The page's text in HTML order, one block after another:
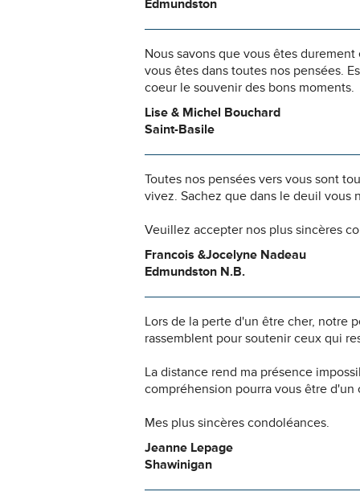
Edmundston
Nous savons que vous êtes
vous êtes dans toutes nos pensées.
coeur le souvenir des bons moments.
Lise & Michel Bouchard
Saint-Basile
Toutes nos pensées vers vous sont
vivez. Sachez que dans le deuil vous
Veuillez accepter nos plus sincères
Francois &Jocelyne Nadeau
Edmundston N.B.
Lors de la perte d'un être cher, notre
rassemblent pour soutenir ceux qui
La distance rend ma présence
compréhension pourra vous être d'un
Mes plus sincères condoléances.
Jeanne Lepage
Shawinigan